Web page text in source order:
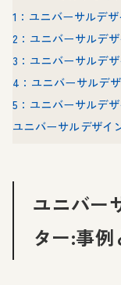
1：ユニバーサルデ
2：ユニバーサルデ
3：ユニバーサルデ
4：ユニバーサルデ
5：ユニバーサルデ
ユニバーサルデザイ
ユニバー
ター:事